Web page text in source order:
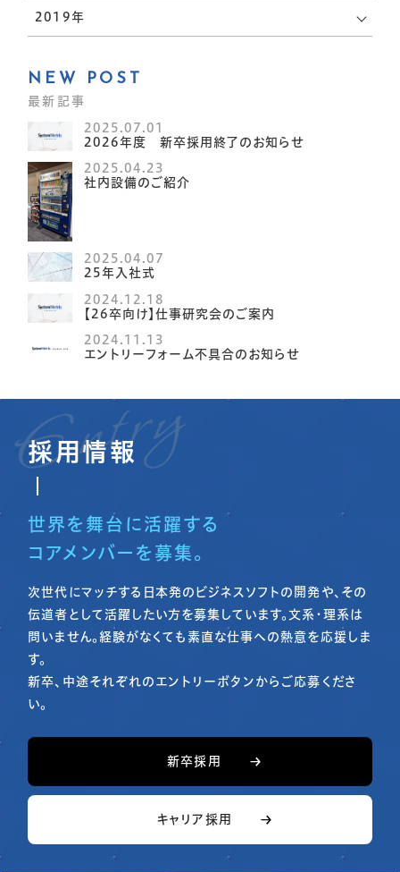
2019年
NEW POST
最新記事
2025.07.01
2026年度 新卒採用終了のお知らせ
2025.04.23
社内設備のご紹介
2025.04.07
25年入社式
2024.12.18
【26卒向け】仕事研究会のご案内
2024.11.13
エントリーフォーム不具合のお知らせ
採用情報
世界を舞台に活躍する
コアメンバーを募集。
次世代にマッチする日本発のビジネスソフトの開発や、その
伝道者として活躍したい方を募集しています。文系・理系は
問いません。経験がなくても素直な仕事への熱意を応援しま
す。
新卒、中途それぞれのエントリーボタンからご応募くださ
い。
新卒採用
キャリア採用